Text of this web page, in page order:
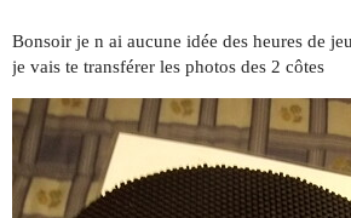
Bonsoir je n ai aucune idée des heures de
je vais te transférer les photos des 2 côtes